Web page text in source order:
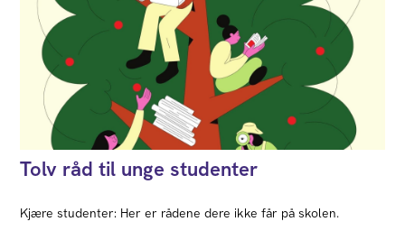
Tolv råd til unge studenter
Kjære studenter: Her er rådene dere ikke får på skolen.